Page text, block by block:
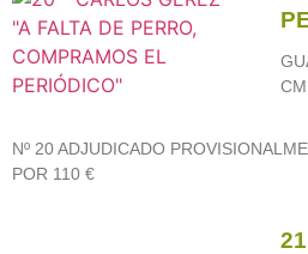
CM
Nº 20 ADJUDICADO
POR 110 €